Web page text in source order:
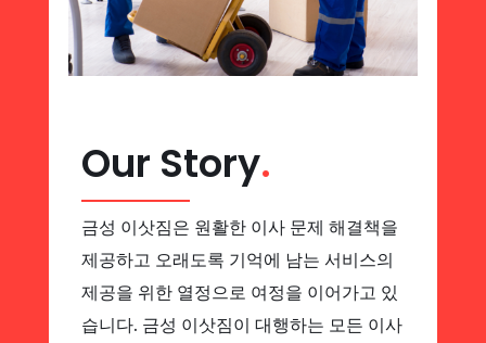
Our Story.
금성 이삿짐은 원활한 이사 문제 해결책을
제공하고 오래도록 기억에 남는 서비스의
제공을 위한 열정으로 여정을 이어가고 있
습니다. 금성 이삿짐이 대행하는 모든 이사